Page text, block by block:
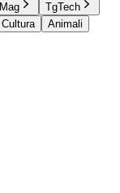
TgTech
Cultura
Animali